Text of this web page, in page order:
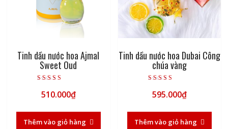
Tinh dầu nước hoa Ajmal
Sweet Oud
5.00
5 sao
510.000₫
Thêm vào giỏ hàng
Tinh dầu nước hoa Dubai Công
chúa vàng
5.00
5 sao
595.000₫
Thêm vào giỏ hàng